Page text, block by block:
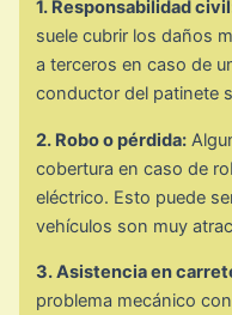
1. Responsabilidad
suele cubrir los daños
a terceros en caso de
conductor del patinete
2. Robo o pérdida:
cobertura en caso de
eléctrico. Esto puede
vehículos son muy
3. Asistencia en
problema mecánico